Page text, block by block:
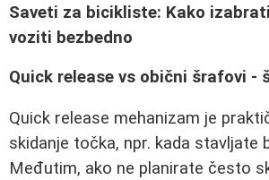
Saveti za bicikliste: Kako
voziti bezbedno
Quick release vs obični šrafovi -
Quick release mehanizam je
skidanje točka, npr. kada stavljate
Međutim, ako ne planirate često